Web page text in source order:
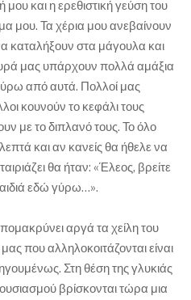
μου και η ερεθιστική γεύση του
μου. Τα χέρια μου ανεβαίνουν
καταλήξουν στα μάγουλα και
μας υπάρχουν πολλά αμάξια
από αυτά. Πολλοί μας
κουνούν το κεφάλι τους
με το διπλανό τους. Το όλο
και αν κανείς θα ήθελε να
θα ήταν: «Έλεος, βρείτε
εδώ γύρω…».
αργά τα χείλη του
που αλληλοκοιτάζονται είναι
Στη θέση της γλυκιάς
βρίσκονται τώρα μια